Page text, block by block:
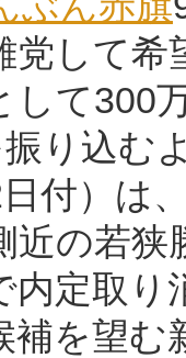
党して
して300
り込む
付）は
近の若
内定取
補を望